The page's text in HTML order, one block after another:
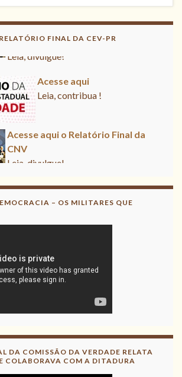
FINAL DA CEV-PR
Acesse aqui o Relatório Final da
CNV
Leia, contribua !
– OS MILITARES QUE
DA COMISSÃO DA VERDADE RELATA
COLABORAVA COM A DITADURA